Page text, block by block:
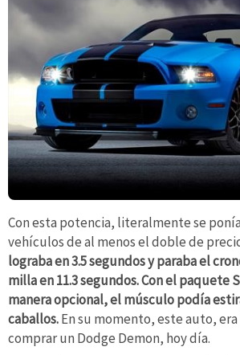
Con esta potencia, literalmente se
vehículos de al menos el doble de
lograba en 3.5 segundos y paraba el
milla en 11.3 segundos. Con el paquete
manera opcional, el músculo podía
caballos.En su momento, este auto,
comprar un Dodge Demon, hoy día.